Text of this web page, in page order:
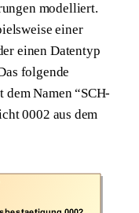
modelliert.
einer
einen Datentyp
folgende
Namen “SCH-
0002 aus dem